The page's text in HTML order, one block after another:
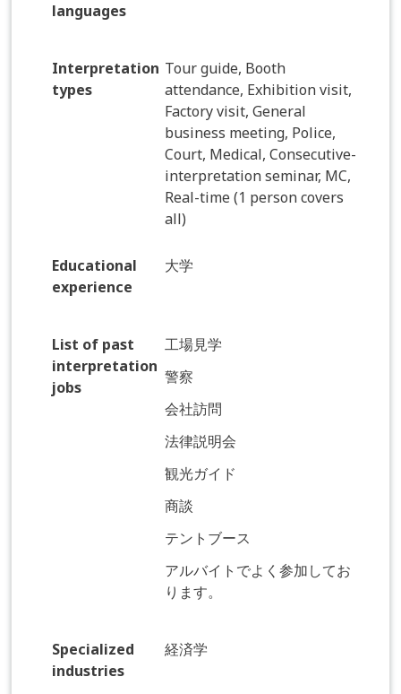
languages
Interpretation
types
Tour guide, Booth
attendance, Exhibition visit,
Factory visit, General
business meeting, Police,
Court, Medical, Consecutive-
interpretation seminar, MC,
Real-time (1 person covers
all)
Educational
experience
大学
List of past
interpretation
jobs
工場見学
警察
会社訪問
法律説明会
観光ガイド
商談
テントブース
アルバイトでよく参加してお
ります。
Specialized
industries
経済学